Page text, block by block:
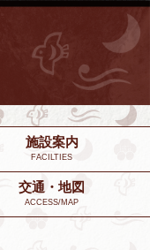
施設案内
FACILTIES
交通・地図
ACCESS/MAP